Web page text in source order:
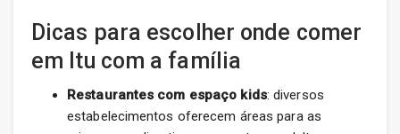
Dicas para escolher onde comer
em Itu com a família
Restaurantes com espaço kids: diversos
estabelecimentos oferecem áreas para as